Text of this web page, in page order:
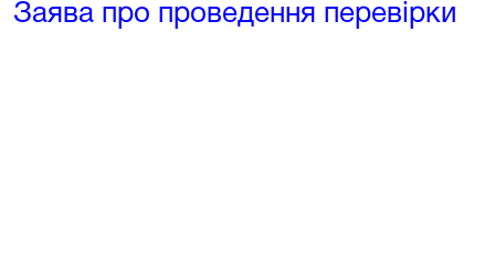
Заява про проведення перевірки